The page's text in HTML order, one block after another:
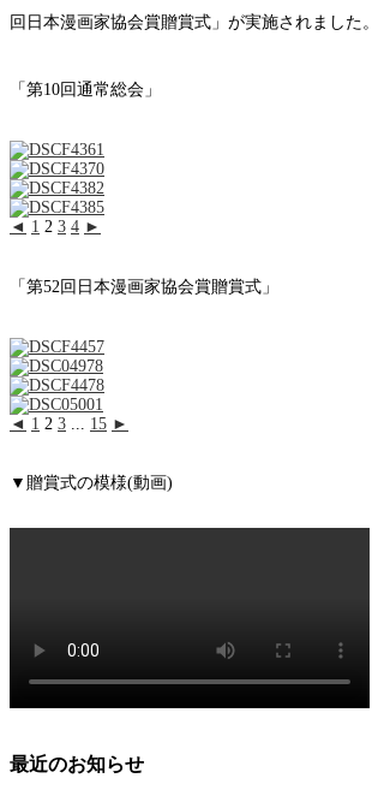
回日本漫画家協会賞贈賞式」が実施されました。
「第10回通常総会」
◄ 1 2 3 4 ►
「第52回日本漫画家協会賞贈賞式」
◄ 1 2 3 ... 15 ►
▼贈賞式の模様(動画)
最近のお知らせ